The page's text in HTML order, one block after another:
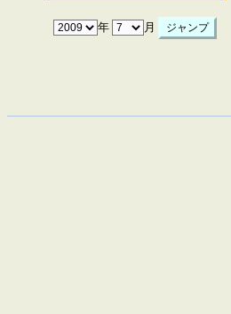
年 月